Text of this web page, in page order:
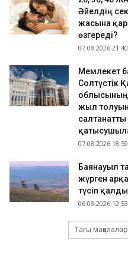
Әйелдің
жасына
өзгереді?
07.08.2026 21:40
Мемлекет
Солтүстік
облысының
жыл
07.08.2026 18:59
Баянауыл
жүрген
түсіп қалды
06.08.2026 12:53
Тағы мақалалар